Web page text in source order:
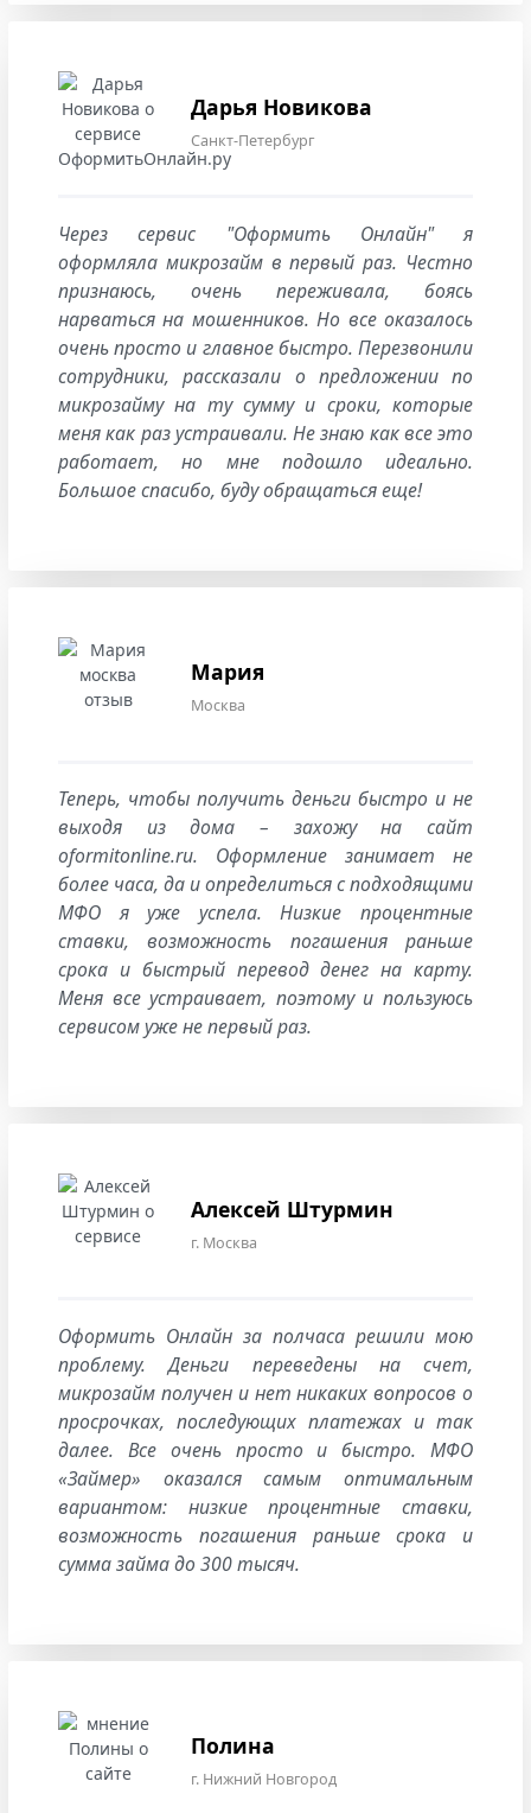
Дарья Новикова
Санкт-Петербург
Через сервис "Оформить Онлайн" я
оформляла микрозайм в первый раз. Честно
признаюсь, очень переживала, боясь
нарваться на мошенников. Но все оказалось
очень просто и главное быстро. Перезвонили
сотрудники, рассказали о предложении по
микрозайму на ту сумму и сроки, которые
меня как раз устраивали. Не знаю как все это
работает, но мне подошло идеально.
Большое спасибо, буду обращаться еще!
Мария
Москва
Теперь, чтобы получить деньги быстро и не
выходя из дома – захожу на сайт
oformitonline.ru. Оформление занимает не
более часа, да и определиться с подходящими
МФО я уже успела. Низкие процентные
ставки, возможность погашения раньше
срока и быстрый перевод денег на карту.
Меня все устраивает, поэтому и пользуюсь
сервисом уже не первый раз.
Алексей Штурмин
г. Москва
Оформить Онлайн за полчаса решили мою
проблему. Деньги переведены на счет,
микрозайм получен и нет никаких вопросов о
просрочках, последующих платежах и так
далее. Все очень просто и быстро. МФО
«Займер» оказался самым оптимальным
вариантом: низкие процентные ставки,
возможность погашения раньше срока и
сумма займа до 300 тысяч.
Полина
г. Нижний Новгород